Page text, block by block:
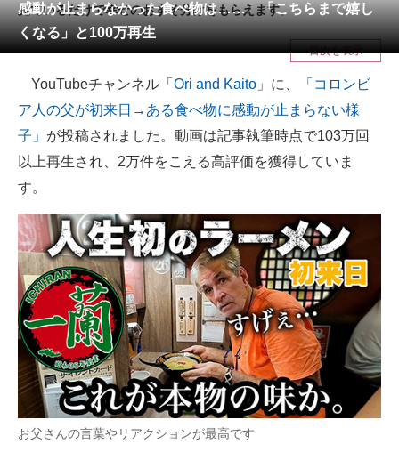
メディア
注目記事を集めた総合ページ
スマホと通信の最新トレンド
進化するPCとデバイスの未来
ビジネスと働き方のヒント
AI活用のいまが分かる
企業ITのトレンドを詳説
経営リーダーのコミュニティ
マーケ×ITの今がよく分かる
ITエンジニア向け専門サイト
感動が止まらなかった食べ物は…… 「こちらまで嬉し
くなる」と100万再生
見ているだけで幸せのおすそ分けをもらえます。
目次を表示
YouTubeチャンネル「 Ori and Kaito 」に、
「コロンビ
ア人の父が初来日→ある食べ物に感動が止まらない様
子」 が投稿されました。動画は記事執筆時点で103万回
以上再生され、2万件をこえる高評価を獲得していま
す。
お父さんの言葉やリアクションが最高です